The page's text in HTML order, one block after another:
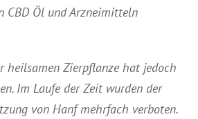
CBD Öl und Arzneimitteln
heilsamen Zierpflanze hat jedoch
Im Laufe der Zeit wurden der
von Hanf mehrfach verboten.